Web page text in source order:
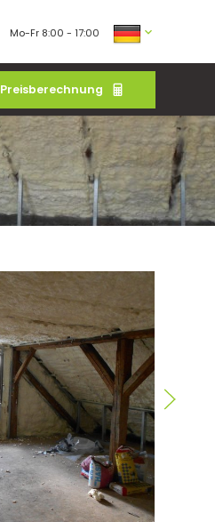
Mo-Fr 8:00 - 17:00
Preisberechnung